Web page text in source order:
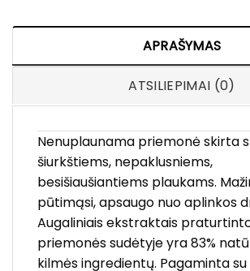
APRAŠYMAS
ATSILIEPIMAI (0)
Nenuplaunama priemonė skirta
šiurkštiems, nepaklusniems,
besišiaušiantiems plaukams.
pūtimąsi, apsaugo nuo aplinkos
Augaliniais ekstraktais
priemonės sudėtyje yra 83%
kilmės ingredientų. Pagaminta